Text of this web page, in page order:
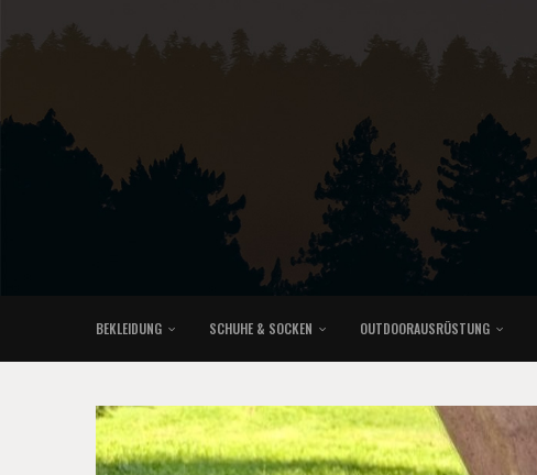
BEKLEIDUNG SCHUHE & SOCKEN OUTDOORAUSRÜSTUNG